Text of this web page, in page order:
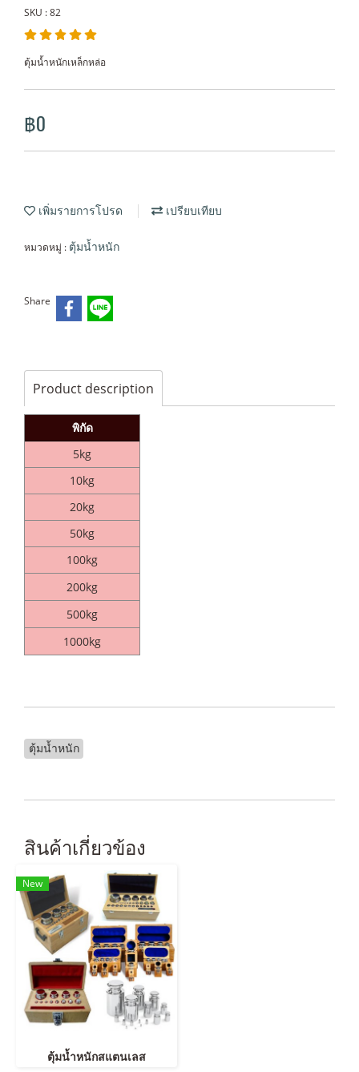
SKU : 82
ตุ้มน้ำหนักเหล็กหล่อ
฿0
เพิ่มรายการโปรด เปรียบเทียบ
หมวดหมู่ : ตุ้มน้ำหนัก
Share
Product description
พิกัด
5kg
10kg
20kg
50kg
100kg
200kg
500kg
1000kg
ตุ้มน้ำหนัก
สินค้าเกี่ยวข้อง
New
ตุ้มน้ำหนักสแตนเลส